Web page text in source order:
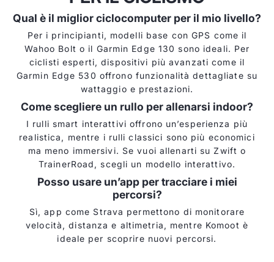
Qual è il miglior ciclocomputer per il mio livello?
Per i principianti, modelli base con GPS come il
Wahoo Bolt o il Garmin Edge 130 sono ideali. Per
ciclisti esperti, dispositivi più avanzati come il
Garmin Edge 530 offrono funzionalità dettagliate su
wattaggio e prestazioni.
Come scegliere un rullo per allenarsi indoor?
I rulli smart interattivi offrono un’esperienza più
realistica, mentre i rulli classici sono più economici
ma meno immersivi. Se vuoi allenarti su Zwift o
TrainerRoad, scegli un modello interattivo.
Posso usare un’app per tracciare i miei
percorsi?
Sì, app come Strava permettono di monitorare
velocità, distanza e altimetria, mentre Komoot è
ideale per scoprire nuovi percorsi.